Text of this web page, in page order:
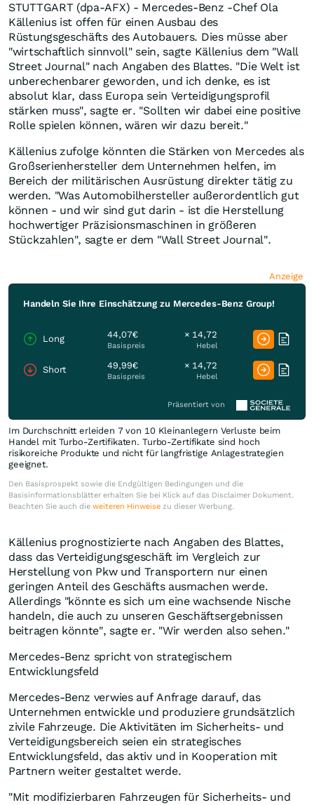
STUTTGART (dpa-AFX) - Mercedes-Benz -Chef Ola
Källenius ist offen für einen Ausbau des
Rüstungsgeschäfts des Autobauers. Dies müsse aber
"wirtschaftlich sinnvoll" sein, sagte Källenius dem "Wall
Street Journal" nach Angaben des Blattes. "Die Welt ist
unberechenbarer geworden, und ich denke, es ist
absolut klar, dass Europa sein Verteidigungsprofil
stärken muss", sagte er. "Sollten wir dabei eine positive
Rolle spielen können, wären wir dazu bereit."
Källenius zufolge könnten die Stärken von Mercedes als
Großserienhersteller dem Unternehmen helfen, im
Bereich der militärischen Ausrüstung direkter tätig zu
werden. "Was Automobilhersteller außerordentlich gut
können - und wir sind gut darin - ist die Herstellung
hochwertiger Präzisionsmaschinen in größeren
Stückzahlen", sagte er dem "Wall Street Journal".
Anzeige
Handeln Sie Ihre Einschätzung zu Mercedes-Benz Group!
Long 44,07€
Basispreis
× 14,72
Hebel
Short 49,99€
Basispreis
× 14,72
Hebel
Präsentiert von
Im Durchschnitt erleiden 7 von 10 Kleinanlegern Verluste beim
Handel mit Turbo-Zertifikaten. Turbo-Zertifikate sind hoch
risikoreiche Produkte und nicht für langfristige Anlagestrategien
geeignet.
Den Basisprospekt sowie die Endgültigen Bedingungen und die
Basisinformationsblätter erhalten Sie bei Klick auf das Disclaimer Dokument.
Beachten Sie auch die weiteren Hinweise zu dieser Werbung.
Källenius prognostizierte nach Angaben des Blattes,
dass das Verteidigungsgeschäft im Vergleich zur
Herstellung von Pkw und Transportern nur einen
geringen Anteil des Geschäfts ausmachen werde.
Allerdings "könnte es sich um eine wachsende Nische
handeln, die auch zu unseren Geschäftsergebnissen
beitragen könnte", sagte er. "Wir werden also sehen."
Mercedes-Benz spricht von strategischem
Entwicklungsfeld
Mercedes-Benz verwies auf Anfrage darauf, das
Unternehmen entwickle und produziere grundsätzlich
zivile Fahrzeuge. Die Aktivitäten im Sicherheits- und
Verteidigungsbereich seien ein strategisches
Entwicklungsfeld, das aktiv und in Kooperation mit
Partnern weiter gestaltet werde.
"Mit modifizierbaren Fahrzeugen für Sicherheits- und